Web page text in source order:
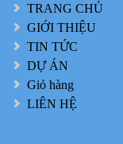
TRANG CHỦ
GIỚI THIỆU
TIN TỨC
DỰ ÁN
Giỏ hàng
LIÊN HỆ